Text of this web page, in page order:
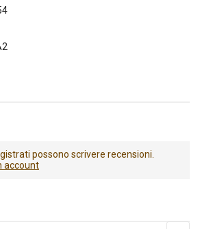
possono scrivere recensioni.
account